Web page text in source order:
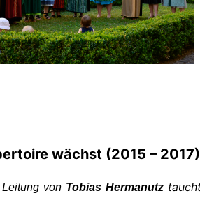
wächst (2015 – 2017)
von Tobias Hermanutz